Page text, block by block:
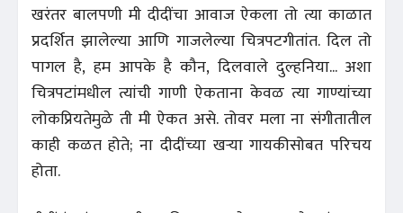
खरंतर बालपणी मी दीदींचा आवाज ऐकला तो त्या काळात
प्रदर्शित झालेल्या आणि गाजलेल्या चित्रपटगीतांत. दिल तो
पागल है, हम आपके है कौन, दिलवाले दुल्हनिया... अशा
चित्रपटांमधील त्यांची गाणी ऐकताना केवळ त्या गाण्यांच्या
लोकप्रियतेमुळे ती मी ऐकत असे. तोवर मला ना संगीतातील
काही कळत होते; ना दीदींच्या खऱ्या गायकीसोबत परिचय
होता.